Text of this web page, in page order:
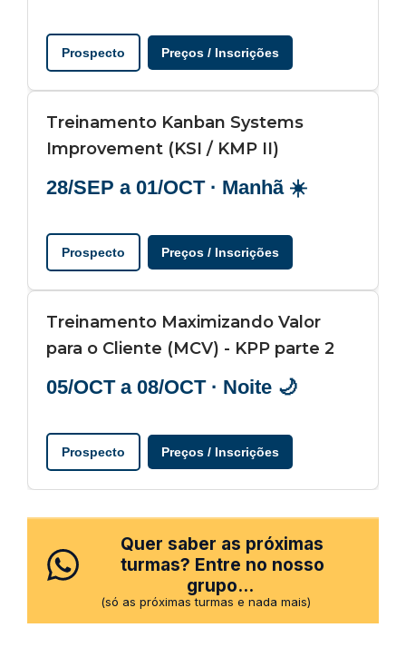
Prospecto Preços / Inscrições
Treinamento Kanban Systems
Improvement (KSI / KMP II)
28/SEP a 01/OCT · Manhã ☀️
Prospecto Preços / Inscrições
Treinamento Maximizando Valor
para o Cliente (MCV) - KPP parte 2
05/OCT a 08/OCT · Noite 🌙
Prospecto Preços / Inscrições
Quer saber as próximas
turmas? Entre no nosso
grupo...
(só as próximas turmas e nada mais)